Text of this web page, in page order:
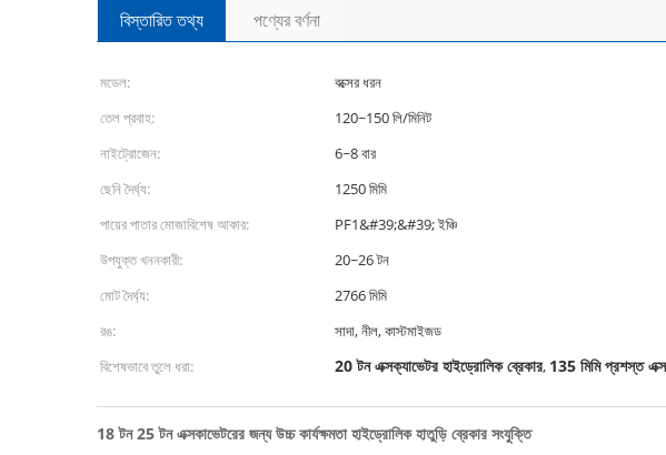
বিস্তারিত তথ্য পণ্যের বর্ণনা
মডেল: বক্সের ধরন
তেল প্রবাহ:
120~150 লি/মিনিট
নাইট্রোজেন:
6~8 বার
ছেনি দৈর্ঘ্য:
1250 মিমি
পায়ের পাতার মোজাবিশেষ আকার:
PF1&#39;&#39; ইঞ্চি
উপযুক্ত খননকারী:
20~26 টন
মোট দৈর্ঘ্য:
2766 মিমি
রঙ:
সাদা, নীল, কাস্টমাইজড
বিশেষভাবে তুলে ধরা:
20 টন এক্সক্যাভেটর হাইড্রোলিক ব্রেকার, 135 মিমি প্রশস্ত
18 টন 25 টন এক্সকাভেটরের জন্য উচ্চ কার্যক্ষমতা হাইড্রোলিক হাতুড়ি ব্রেকার সংযুক্তি